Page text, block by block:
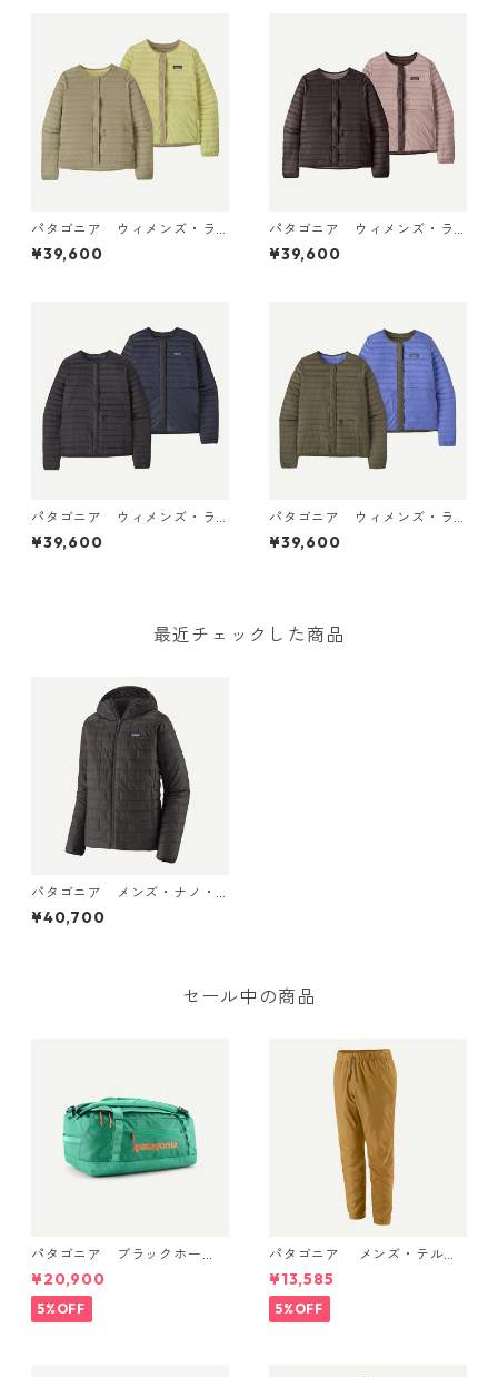
パタゴニア ウィメンズ・ラ
イトウェイト・リバーシブ
ル・ダウン・セーター・カー
¥39,600
パタゴニア ウィメンズ・ラ
イトウェイト・リバーシブ
ル・ダウン・セーター・カー
¥39,600
パタゴニア ウィメンズ・ラ
イトウェイト・リバーシブ
ル・ダウン・セーター・カー
¥39,600
パタゴニア ウィメンズ・ラ
イトウェイト・リバーシブ
ル・ダウン・セーター・カー
¥39,600
最近チェックした商品
パタゴニア メンズ・ナノ・
パフ・フーディ (カラー Blac
k) Patagonia Men's Nano Pu
¥40,700
セール中の商品
パタゴニア ブラックホー
ル・ダッフル 40L Aqua Ston
e 49339 日本正規品
¥20,900
5%OFF
パタゴニア メンズ・テルボ
ンヌ・ジョガーズ (カラー Bo
bcat Brown) Patagonia Me
n's Terrebonne Trail Jogger
s 日本正規品 製品番号 2454
¥13,585
5%OFF